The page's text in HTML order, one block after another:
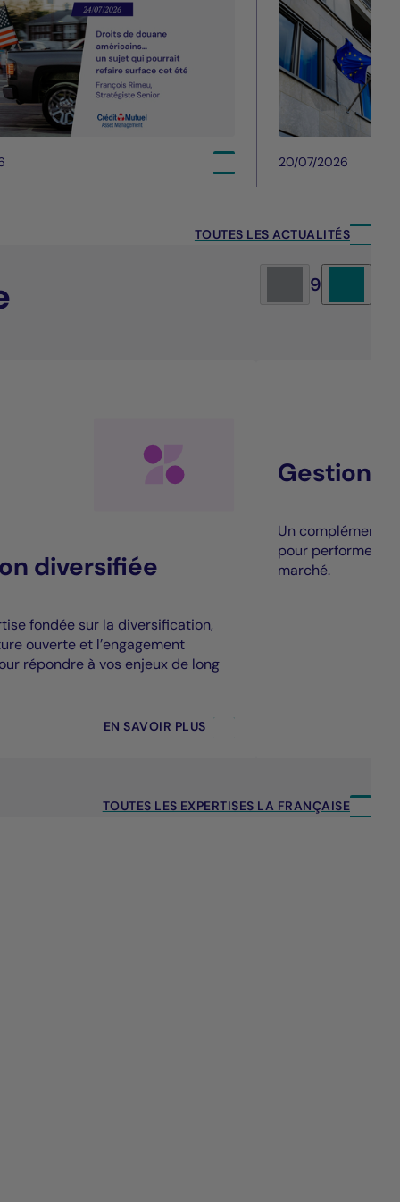
20/07/2026
TOUTES LES ACTUALITÉS
9
diversifiée
fondée sur la diversification,
ouverte et l’engagement
répondre à vos enjeux de long
EN SAVOIR PLUS
Gestion
Un complément
pour performer
marché.
TOUTES LES EXPERTISES LA FRANÇAISE